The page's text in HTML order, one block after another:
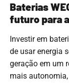
Baterias
futuro para
Investir em
de usar energia
geração em um
mais